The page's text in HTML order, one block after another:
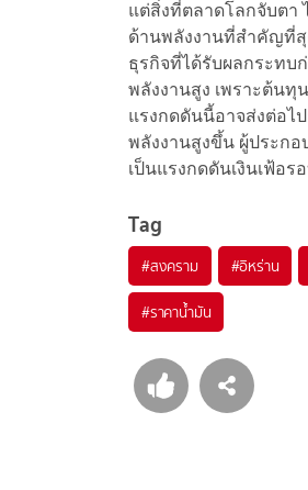
แต่สิ่งที่ตลาดโลกจับตา
ด้านพลังงานที่สำคัญที่
ธุรกิจที่ได้รับผลกระทบ
พลังงานสูง เพราะต้นทุ
แรงกดดันนี้อาจส่งต่อไ
พลังงานสูงขึ้น ผู้ประก
เป็นแรงกดดันเงินเฟ้อ
Tag
#สงคราม #อิหร่าน
#ราคาน้ำมัน